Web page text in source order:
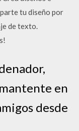
tu diseño por
de texto.
en
desde